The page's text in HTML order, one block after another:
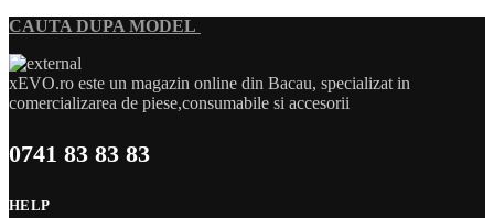
CAUTA DUPA MODEL
xEVO.ro este un magazin online din Bacau, specializat in
comercializarea de piese,consumabile si accesorii
0741 83 83 83
HELP